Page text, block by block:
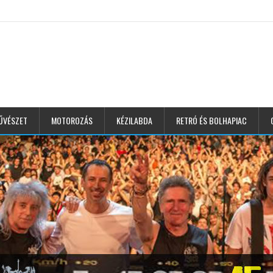
MOTOROZÁS KÉZILABDA RETRÓ ÉS BOLHAPIAC